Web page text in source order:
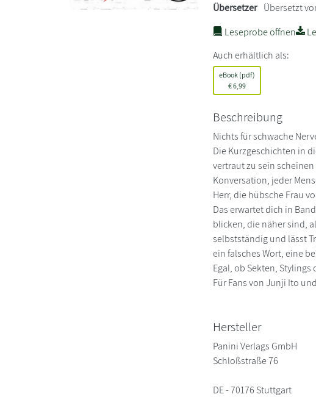
Übersetzer Übersetzt
Leseprobe öffnen
Auch erhältlich als:
eBook (pdf)
€6,99
Beschreibung
Nichts für schwache
Die Kurzgeschichten in
vertraut zu sein
Konversation, jeder
Herr, die hübsche Frau
Das erwartet dich in
blicken, die näher sind,
selbstständig und lässt
ein falsches Wort, eine
Egal, ob Sekten,
Für Fans von Junji Ito
Hersteller
Panini Verlags GmbH
Schloßstraße 76
DE - 70176 Stuttgart